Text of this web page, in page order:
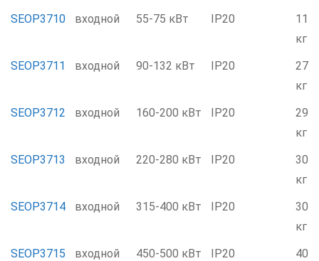
SEOP3710
входной 55-75 кВт IP20
11
кг
SEOP3711
входной 90-132 кВт IP20
27
кг
SEOP3712
входной 160-200 кВт IP20
29
кг
SEOP3713
входной 220-280 кВт IP20
30
кг
SEOP3714
входной 315-400 кВт IP20
30
кг
SEOP3715
входной 450-500 кВт IP20
40